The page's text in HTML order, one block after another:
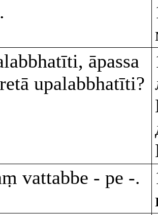
āpassa
upalabbhatīti?
vattabbe - pe -.